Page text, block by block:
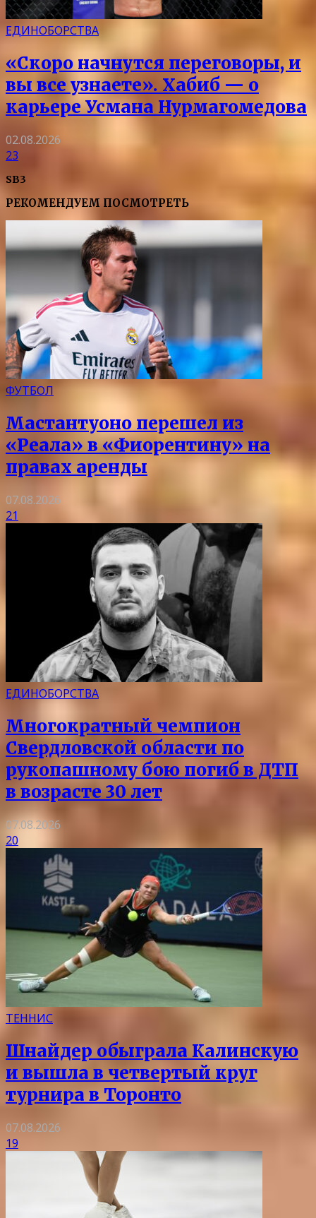
ЕДИНОБОРСТВА
«Скоро начнутся переговоры, и
вы все узнаете». Хабиб — о
карьере Усмана Нурмагомедова
02.08.2026
23
SB3
РЕКОМЕНДУЕМ ПОСМОТРЕТЬ
ФУТБОЛ
Мастантуоно перешел из
«Реала» в «Фиорентину» на
правах аренды
07.08.2026
21
ЕДИНОБОРСТВА
Многократный чемпион
Свердловской области по
рукопашному бою погиб в ДТП
в возрасте 30 лет
07.08.2026
20
ТЕННИС
Шнайдер обыграла Калинскую
и вышла в четвертый круг
турнира в Торонто
07.08.2026
19